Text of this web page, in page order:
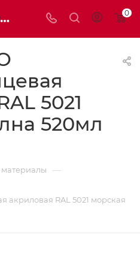
Эмаль KUDO высокоглянцевая акриловая RAL 5021 морская волна 520мл 11606552 | Мaxim-stroy 0
5021
520мл
—
акриловая RAL 5021 морская